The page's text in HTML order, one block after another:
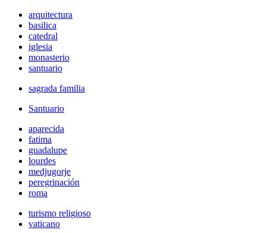
arquitectura
basilica
catedral
iglesia
monasterio
santuario
sagrada familia
Santuario
aparecida
fatima
guadalupe
lourdes
medjugorje
peregrinación
roma
turismo religioso
vaticano